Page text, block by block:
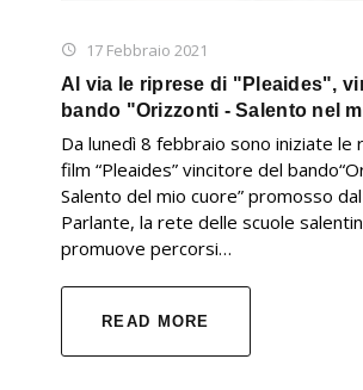
17 Febbraio 2021
Al via le riprese di "Pleaides",
bando "Orizzonti - Salento nel
Da lunedì 8 febbraio sono iniziate le
film “Pleaides” vincitore del
Salento del mio cuore” promosso
Parlante, la rete delle scuole
promuove percorsi…
READ MORE